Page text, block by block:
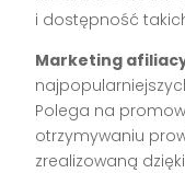
i dostępność
Marketing
Polega na
otrzymywaniu
zrealizowaną